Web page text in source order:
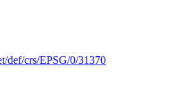
def/crs/EPSG/0/31370